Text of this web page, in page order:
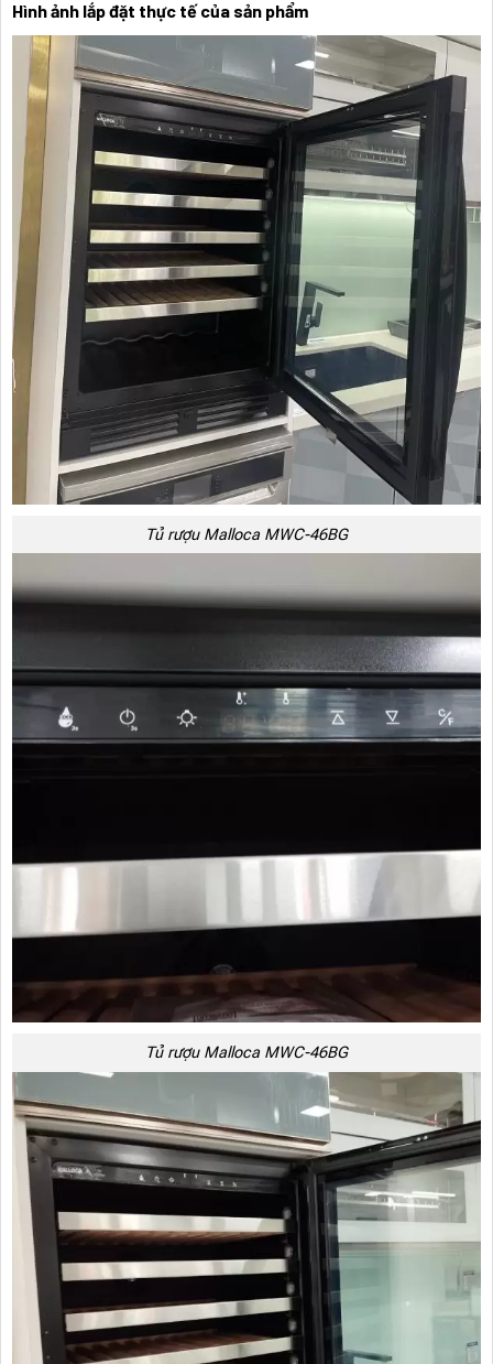
Hình ảnh lắp đặt thực tế của sản phẩm
Tủ rượu Malloca MWC-46BG
Tủ rượu Malloca MWC-46BG